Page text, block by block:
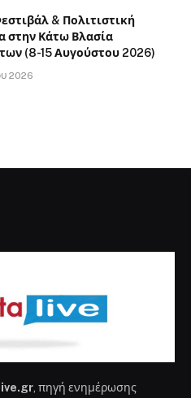
& Πολιτιστική
στην Κάτω Βλασία
(8-15 Αυγούστου 2026)
2026
, πηγή ενημέρωσης